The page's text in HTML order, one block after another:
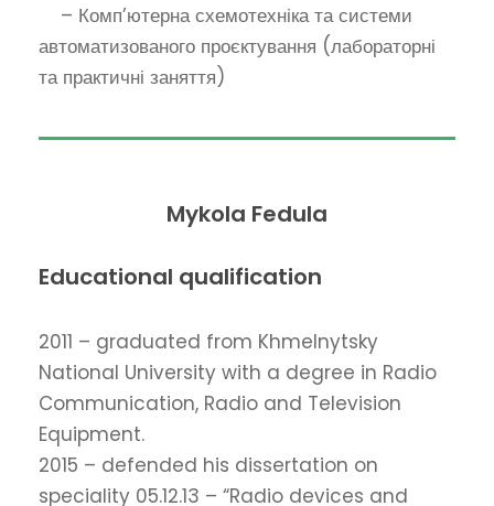
– Комп’ютерна схемотехніка та системи
автоматизованого проєктування (лабораторні
та практичні заняття)
Mykola Fedula
Educational qualification
2011 – graduated from Khmelnytsky
National University with a degree in Radio
Communication, Radio and Television
Equipment.
2015 – defended his dissertation on
speciality 05.12.13 – “Radio devices and